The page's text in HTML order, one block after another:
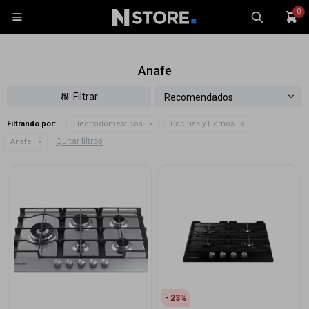
0

Anafe
Recomendados
Filtrando por: Electrodomésticos
Cocinas y Hornos
Anafe
Quitar filtros
23
TV y Audio
Accesorios
Monitores